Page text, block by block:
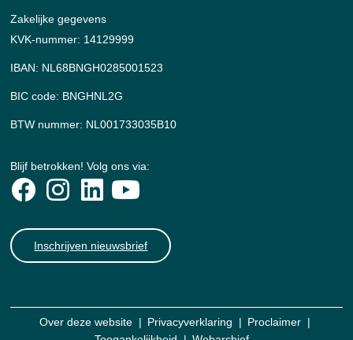
Zakelijke gegevens
KVK-nummer: 14129999
IBAN: NL68BNGH0285001523
BIC code: BNGHNL2G
BTW nummer: NL001733035B10
Blijf betrokken! Volg ons via:
Inschrijven nieuwsbrief
Over deze website Privacyverklaring
Proclaimer